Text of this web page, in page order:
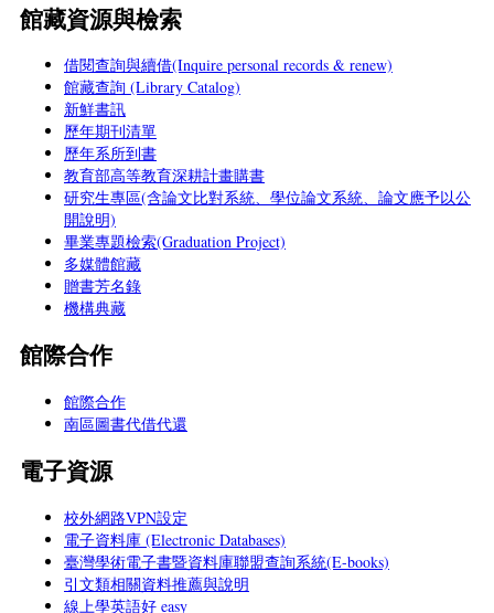
館藏資源與檢索
借閱查詢與續借(Inquire personal records & renew)
館藏查詢 (Library Catalog)
新鮮書訊
歷年期刊清單
歷年系所到書
教育部高等教育深耕計畫購書
研究生專區(含論文比對系統、學位論文系統、論文應予以公
開說明)
畢業專題檢索(Graduation Project)
多媒體館藏
贈書芳名錄
機構典藏
館際合作
館際合作
南區圖書代借代還
電子資源
校外網路VPN設定
電子資料庫 (Electronic Databases)
臺灣學術電子書暨資料庫聯盟查詢系統(E-books)
引文類相關資料推薦與說明
線上學英語好 easy